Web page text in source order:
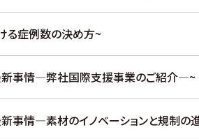
る症例数の決め方~
事情―弊社国際支援事業のご紹介―~
事情―素材のイノベーションと規制の